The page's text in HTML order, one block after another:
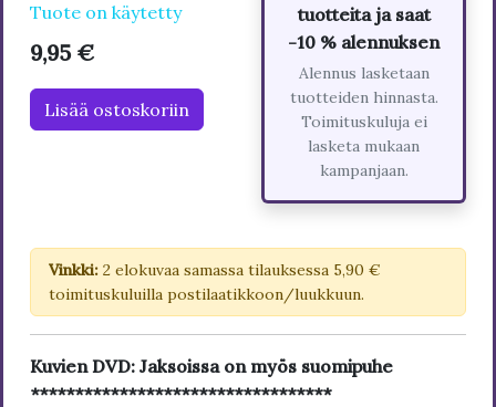
Tuote on käytetty
9,95 €
Lisää ostoskoriin
tuotteita ja saat
-10 % alennuksen
Alennus lasketaan
tuotteiden hinnasta.
Toimituskuluja ei
lasketa mukaan
kampanjaan.
Vinkki: 2 elokuvaa samassa tilauksessa 5,90 €
toimituskuluilla postilaatikkoon/luukkuun.
Kuvien DVD: Jaksoissa on myös suomipuhe
**********************************